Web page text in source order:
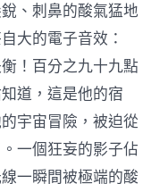
、刺鼻的酸氣猛地
大的電子音效：
！百分之九十九點
道，這是他的宿
宇宙冒險，被迫從
一個狂妄的影子佔
一瞬間被極端的酸